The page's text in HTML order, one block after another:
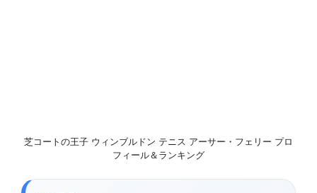
芝コートの王子 ウィンブルドン テニス アーサー・フェリー プロ
フィール＆ランキング